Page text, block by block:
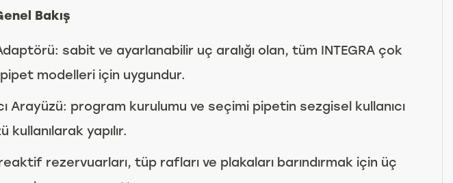
Bakış
sabit ve ayarlanabilir uç aralığı olan, tüm INTEGRA çok
pipet modelleri için uygundur.
Arayüzü: program kurulumu ve seçimi pipetin sezgisel kullanıcı
kullanılarak yapılır.
rezervuarları, tüp rafları ve plakaları barındırmak için üç